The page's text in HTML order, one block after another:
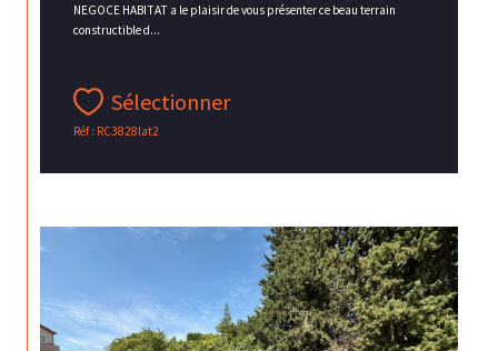
NEGOCE HABITAT a le plaisir de vous présenter ce beau terrain
constructible d...
Sélectionner
Réf : RC3828lat2